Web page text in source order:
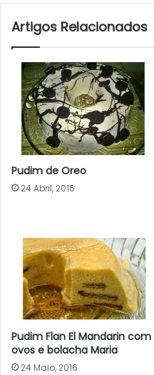
Artigos Relacionados
Pudim de Oreo
24 Abril, 2016
Pudim Flan El Mandarin com
ovos e bolacha Maria
24 Maio, 2016